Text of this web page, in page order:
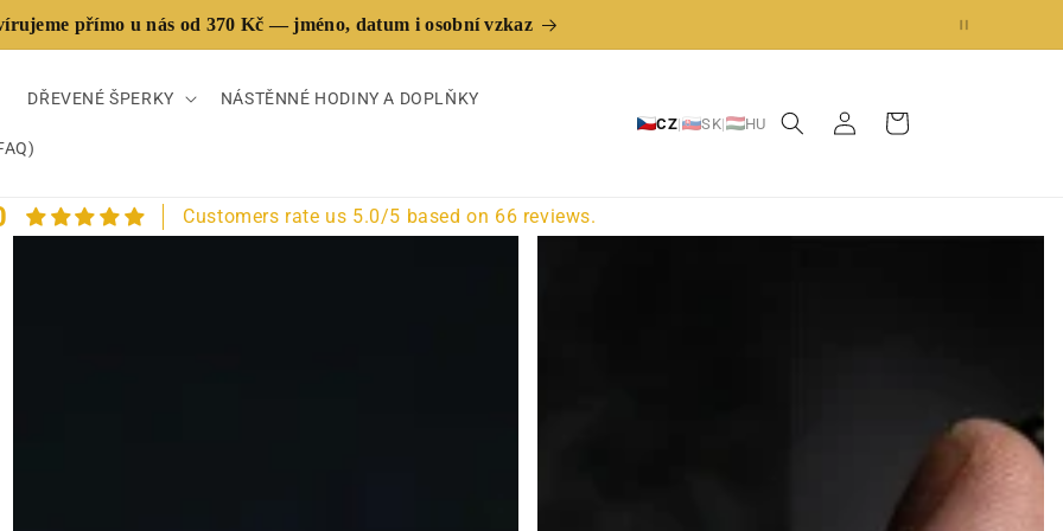
Kontakt: +421 915 452 081 · info@waidzeit.sk
přímo u nás od 370 Kč — jméno, datum i osobní vzkaz
zdarma. Vrácení nebo výměna zboží zdarma, a to až do 30 dnů.
DŘEVENÉ ŠPERKY NÁSTĚNNÉ HODINY A DOPLŇKY
CZ| SK| HU Košík
Customers rate us 5.0/5 based on 66 reviews.